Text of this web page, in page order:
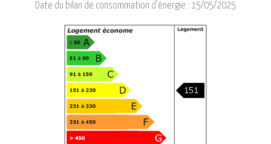
Date du bilan de consommation d'énergie : 15/05/2025